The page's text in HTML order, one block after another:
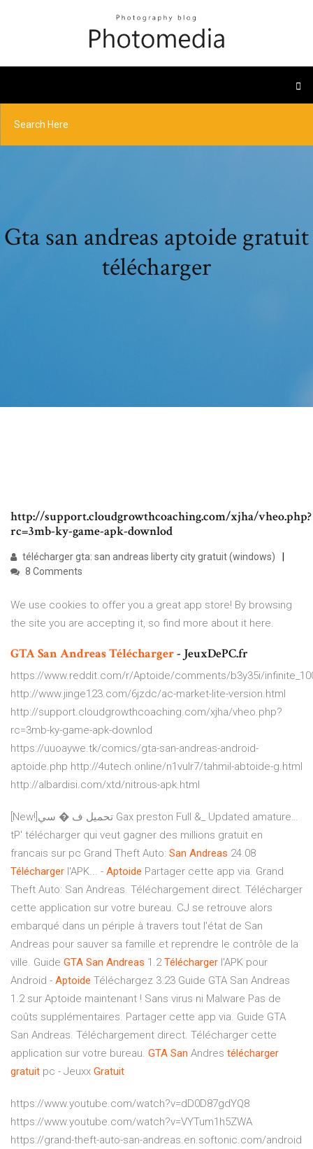
Gta san andreas aptoide gratuit
télécharger
http://support.cloudgrowthcoaching.com/xjha/vheo.php?
rc=3mb-ky-game-apk-downlod
télécharger gta: san andreas liberty city gratuit (windows)
8 Comments
We use cookies to offer you a great app store! By browsing
the site you are accepting it, so find more about it here.
GTASanAndreasTélécharger- JeuxDePC.fr
https://www.reddit.com/r/Aptoide/comments/b3y35i/
http://www.jinge123.com/6jzdc/ac-market-lite-version.html
http://support.cloudgrowthcoaching.com/xjha/vheo.php?
rc=3mb-ky-game-apk-downlod
https://uuoaywe.tk/comics/gta-san-andreas-android-
aptoide.php http://4utech.online/n1vulr7/tahmil-abtoide-g.html
http://albardisi.com/xtd/nitrous-apk.html
[New!]تحميل ف � سي Gax preston Full &_ Updated amature…
tP' télécharger qui veut gagner des millions gratuit en
francais sur pc Grand Theft Auto: San Andreas 24.08
Télécharger l'APK... - Aptoide Partager cette app via. Grand
Theft Auto: San Andreas. Téléchargement direct. Télécharger
cette application sur votre bureau. CJ se retrouve alors
embarqué dans un périple à travers tout l'état de San
Andreas pour sauver sa famille et reprendre le contrôle de la
ville. Guide GTA San Andreas 1.2Télécharger l'APK pour
Android - Aptoide Téléchargez 3.23 Guide GTA San Andreas
1.2 sur Aptoide maintenant ! Sans virus ni Malware Pas de
coûts supplémentaires. Partager cette app via. Guide GTA
San Andreas. Téléchargement direct. Télécharger cette
application sur votre bureau. GTA San Andres télécharger
gratuit pc - Jeuxx Gratuit
https://www.youtube.com/watch?v=dD0D87gdYQ8
https://www.youtube.com/watch?v=VYTum1h5ZWA
https://grand-theft-auto-san-andreas.en.softonic.com/android